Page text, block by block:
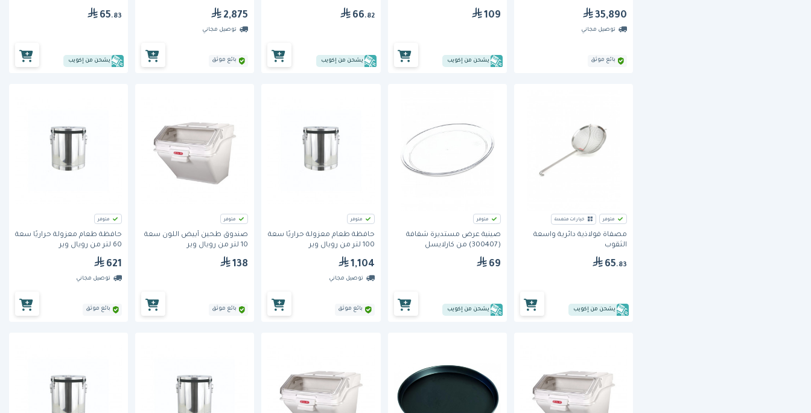
35,890
توصيل مجاني
بائع موثق
109
يشحن من إكويب
66.82
يشحن من إكويب
2,875
توصيل مجاني
بائع موثق
65.83
يشحن من إكويب
متوفر خيارات متعددة
مصفاة فولاذية دائرية واسعة
الثقوب
65.83
يشحن من إكويب
متوفر
صينية عرض مستديرة شفافة
(300407) من كارلايسل
69
يشحن من إكويب
متوفر
حافظة طعام معزولة حراريًا سعة
100 لتر من رويال وير
1,104
توصيل مجاني
بائع موثق
متوفر
صندوق طحين أبيض اللون سعة
10 لتر من رويال وير
138
بائع موثق
متوفر
حافظة طعام معزولة حراريًا سعة
60 لتر من رويال وير
621
توصيل مجاني
بائع موثق